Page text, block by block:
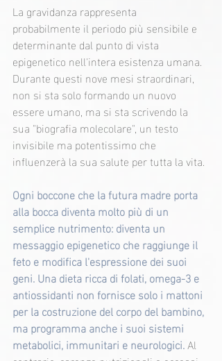
La gravidanza rappresenta
probabilmente il periodo più sensibile e
determinante dal punto di vista
epigenetico nell'intera esistenza umana.
Durante questi nove mesi straordinari,
non si sta solo formando un nuovo
essere umano, ma si sta scrivendo la
sua "biografia molecolare", un testo
invisibile ma potentissimo che
influenzerà la sua salute per tutta la vita.
Ogni boccone che la futura madre porta
alla bocca diventa molto più di un
semplice nutrimento: diventa un
messaggio epigenetico che raggiunge il
feto e modifica l'espressione dei suoi
geni. Una dieta ricca di folati, omega-3 e
antiossidanti non fornisce solo i mattoni
per la costruzione del corpo del bambino,
ma programma anche i suoi sistemi
metabolici, immunitari e neurologici. Al